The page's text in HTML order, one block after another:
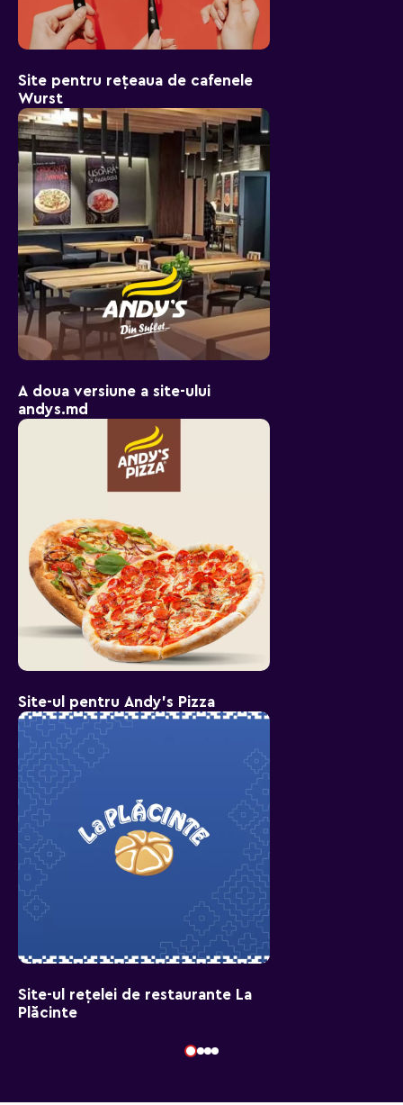
Site pentru rețeaua de cafenele
Wurst
A doua versiune a site-ului
andys.md
Site-ul pentru Andy's Pizza
Site-ul rețelei de restaurante La
Plăcinte